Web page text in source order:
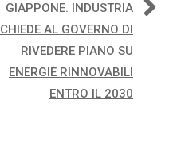
GIAPPONE. INDUSTRIA
CHIEDE AL GOVERNO DI
RIVEDERE PIANO SU
ENERGIE RINNOVABILI
ENTRO IL 2030